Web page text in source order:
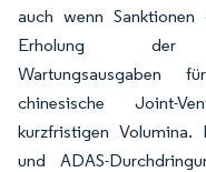
auch wenn
Erholung der
Wartungsausgaben
chinesische Joint-
kurzfristigen
und ADAS-